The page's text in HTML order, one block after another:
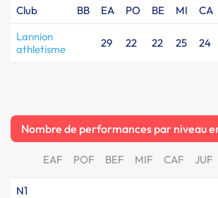
Club
BB EA PO BE MI CA
Lannion
athletisme
29 22 22 25 24
Nombre de performances par niveau
EAF POF BEF MIF CAF JUF
N1